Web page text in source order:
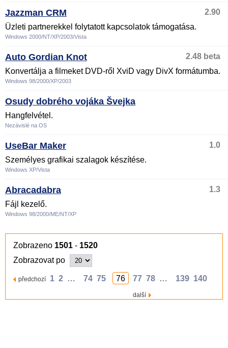
Jazzman CRM
2.90
Üzleti partnerekkel folytatott kapcsolatok támogatása.
Windows 2000/NT/XP/2003/Vista
Auto Gordian Knot
2.48 beta
Konvertálja a filmeket DVD-ről XviD vagy DivX formátumba.
Windows 98/2000/XP/2003
Osudy dobrého vojáka Švejka
Hangfelvétel.
Nezávislé na OS
UseBar Maker
1.0
Személyes grafikai szalagok készítése.
Windows XP/Vista
Abracadabra
1.3
Fájl kezelő.
Windows 98/2000/ME/NT/XP
Zobrazeno 1501 - 1520
Zobrazovat po
předchozí 1 2 … 74 75 76 77 78 … 139 140
další